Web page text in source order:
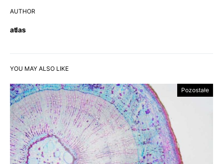
AUTHOR
atlas
YOU MAY ALSO LIKE
Pozostałe